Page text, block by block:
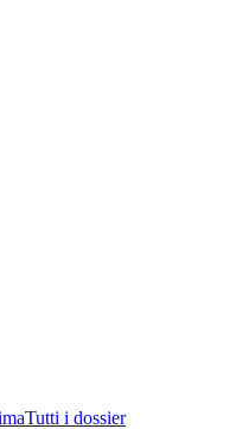
Tutti i dossier